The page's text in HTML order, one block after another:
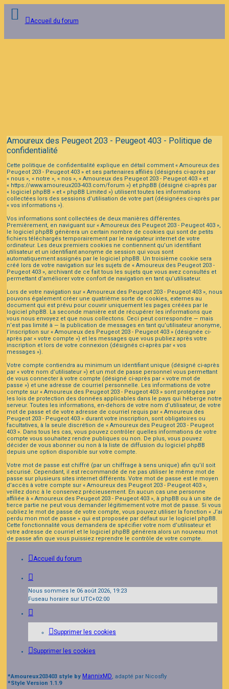
Accueil du forum
Amoureux des Peugeot 203 - Peugeot 403 - Politique de
confidentialité
Cette politique de confidentialité explique en détail comment « Amoureux des
Peugeot 203 - Peugeot 403 » et ses partenaires affiliés (désignés ci-après par
« nous », « notre », « nos », « Amoureux des Peugeot 203 - Peugeot 403 » et
« https://www.amoureux203-403.com/forum ») et phpBB (désigné ci-après par
« logiciel phpBB » et « phpBB Limited ») utilisent toutes les informations
collectées lors des sessions d’utilisation de votre part (désignées ci-après par
« vos informations »).
Vos informations sont collectées de deux manières différentes.
Premièrement, en naviguant sur « Amoureux des Peugeot 203 - Peugeot 403 »,
le logiciel phpBB génèrera un certain nombre de cookies qui sont de petits
fichiers téléchargés temporairement par le navigateur internet de votre
ordinateur. Les deux premiers cookies ne contiennent qu’un identifiant
utilisateur et un identifiant anonyme de session qui vous sont
automatiquement assignés par le logiciel phpBB. Un troisième cookie sera
créé lors de votre navigation sur les sujets de « Amoureux des Peugeot 203 -
Peugeot 403 », archivant de ce fait tous les sujets que vous avez consultés et
permettant d’améliorer votre confort de navigation en tant qu’utilisateur.
Lors de votre navigation sur « Amoureux des Peugeot 203 - Peugeot 403 », nous
pouvons également créer une quatrième sorte de cookies, externes au
document qui est prévu pour couvrir uniquement les pages créées par le
logiciel phpBB. La seconde manière est de récupérer les informations que
vous nous envoyez et que nous collectons. Ceci peut correspondre — mais
n’est pas limité à — la publication de messages en tant qu’utilisateur anonyme,
l’inscription sur « Amoureux des Peugeot 203 - Peugeot 403 » (désignée ci-
après par « votre compte ») et les messages que vous publiez après votre
inscription et lors de votre connexion (désignés ci-après par « vos
messages »).
Votre compte contiendra au minimum un identifiant unique (désigné ci-après
par « votre nom d’utilisateur ») et un mot de passe personnel vous permettant
de vous connecter à votre compte (désigné ci-après par « votre mot de
passe ») et une adresse de courriel personnelle. Les informations de votre
compte sur « Amoureux des Peugeot 203 - Peugeot 403 » sont protégées par
les lois de protection des données applicables dans le pays qui héberge notre
serveur. Toutes les informations, en-dehors de votre nom d’utilisateur, de votre
mot de passe et de votre adresse de courriel requis par « Amoureux des
Peugeot 203 - Peugeot 403 » durant votre inscription, sont obligatoires ou
facultatives, à la seule discrétion de « Amoureux des Peugeot 203 - Peugeot
403 ». Dans tous les cas, vous pouvez contrôler quelles informations de votre
compte vous souhaitez rendre publiques ou non. De plus, vous pouvez
décider de vous abonner ou non à la liste de diffusion du logiciel phpBB
depuis une option disponible sur votre compte.
Votre mot de passe est chiffré (par un chiffrage à sens unique) afin qu’il soit
sécurisé. Cependant, il est recommandé de ne pas utiliser le même mot de
passe sur plusieurs sites internet différents. Votre mot de passe est le moyen
d’accès à votre compte sur « Amoureux des Peugeot 203 - Peugeot 403 »,
veillez donc à le conservez précieusement. En aucun cas une personne
affiliée à « Amoureux des Peugeot 203 - Peugeot 403 », à phpBB ou à un site de
tierce partie ne peut vous demander légitimement votre mot de passe. Si vous
oubliez le mot de passe de votre compte, vous pouvez utiliser la fonction « J’ai
perdu mon mot de passe » qui est proposée par défaut sur le logiciel phpBB.
Cette fonctionnalité vous demandera de spécifier votre nom d’utilisateur et
votre adresse de courriel et le logiciel phpBB générera alors un nouveau mot
de passe afin que vous puissiez reprendre le contrôle de votre compte.
Accueil du forum
Nous sommes le 06 août 2026, 19:23
Fuseau horaire sur UTC+02:00
Supprimer les cookies
Supprimer les cookies
*Amoureux203403 style by MannixMD, adapté par Nicosfly
*Style Version 1.1.9